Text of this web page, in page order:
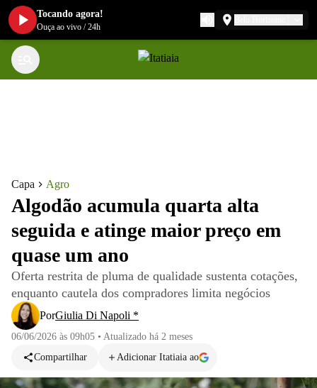
Capa Agro
Algodão acumula quarta alta
seguida e atinge maior preço em
quase um ano
Oferta restrita de pluma de qualidade sustenta cotações,
enquanto cautela dos compradores limita negócios
PorGiulia Di Napoli *
06/06/2026 às 09h05 • Atualizado há 2 meses
Compartilhar
Adicionar Itatiaia ao
Tocando agora!
Ouça ao vivo /24h